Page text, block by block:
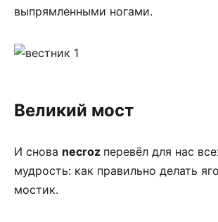
выпрямленными ногами.
Великий мост
И снова necroz перевёл для нас
мудрость: как правильно делать
мостик.